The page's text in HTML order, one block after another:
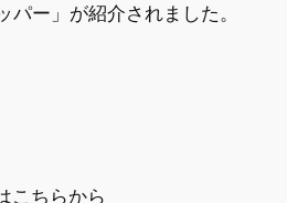
ー」が紹介されました。
こちらから